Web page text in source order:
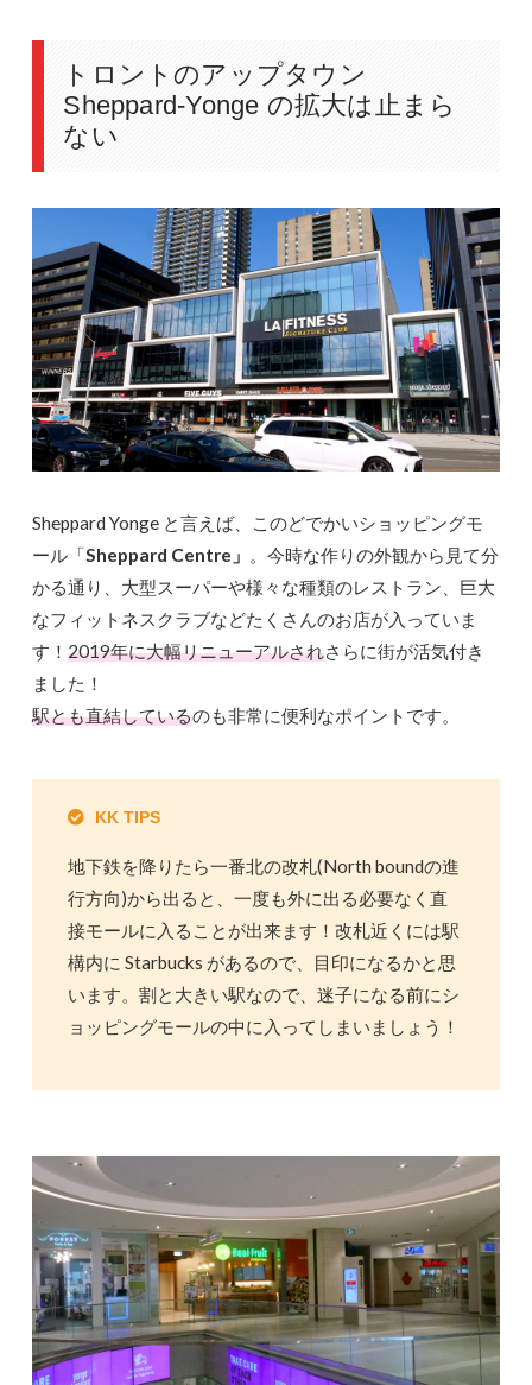
トロントのアップタウン
Sheppard-Yonge の拡大は止まら
ない
Sheppard Yonge と言えば、このどでかいショッピングモ
ール「Sheppard Centre」 。今時な作りの外観から見て分
かる通り、大型スーパーや様々な種類のレストラン、巨大
なフィットネスクラブなどたくさんのお店が入っていま
す！ 2019年に大幅リニューアルされさらに街が活気付き
ました！
駅とも直結しているのも非常に便利なポイントです。
KK TIPS
地下鉄を降りたら一番北の改札(North boundの進
行方向)から出ると、一度も外に出る必要なく直
接モールに入ることが出来ます！改札近くには駅
構内に Starbucks があるので、目印になるかと思
います。割と大きい駅なので、迷子になる前にシ
ョッピングモールの中に入ってしまいましょう！